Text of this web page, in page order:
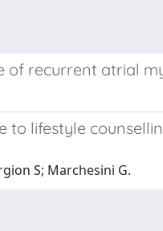
of recurrent atrial
to lifestyle
S; Marchesini G.